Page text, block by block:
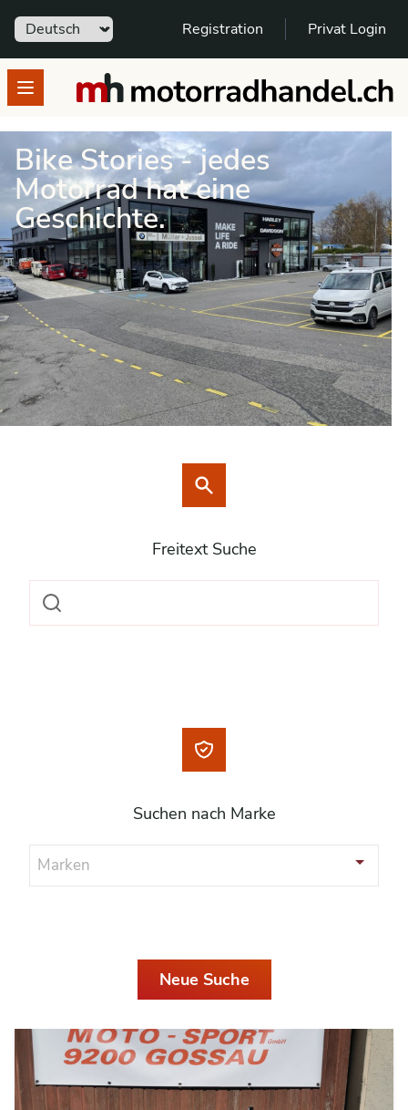
Sprache Registration Privat Login
Open menumotorradhandel.ch
Bike Stories - jedes
Motorrad hat eine
Geschichte.
SCHNELL GEFUNDEN - SPANNENDE
GESCHICHTEN
Bike Stories
Freitext Suche
Suchen nach Marke
Marken
Neue Suche